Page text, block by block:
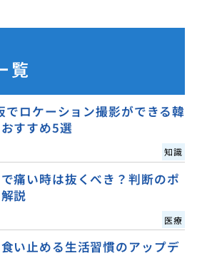
覧
ロケーション撮影ができる韓
すすめ5選
知識
痛い時は抜くべき？判断のポ
説
医療
い止める生活習慣のアップデ